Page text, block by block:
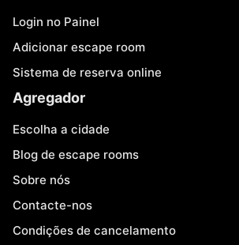
Login no Painel
Adicionar escape room
Sistema de reserva online
Agregador
Escolha a cidade
Blog de escape rooms
Sobre nós
Contacte-nos
Condições de cancelamento